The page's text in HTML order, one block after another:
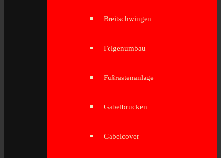
Breitschwingen
Felgenumbau
Fußrastenanlage
Gabelbrücken
Gabelcover